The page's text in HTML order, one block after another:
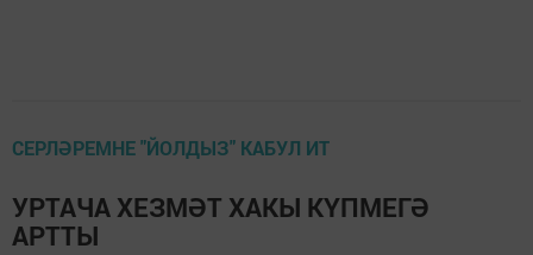
СЕРЛӘРЕМНЕ "ЙОЛДЫЗ" КАБУЛ ИТ
УРТАЧА ХЕЗМӘТ ХАКЫ КҮПМЕГӘ
АРТТЫ